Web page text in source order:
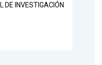
DE INVESTIGACIÓN